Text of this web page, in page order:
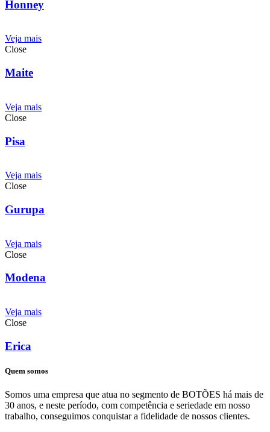
Honney
Veja mais
Close
Maite
Veja mais
Close
Pisa
Veja mais
Close
Gurupa
Veja mais
Close
Modena
Veja mais
Close
Erica
Quem somos
Somos uma empresa que atua no segmento de BOTÕES há mais de
30 anos, e neste período, com competência e seriedade em nosso
trabalho, conseguimos conquistar a fidelidade de nossos clientes.